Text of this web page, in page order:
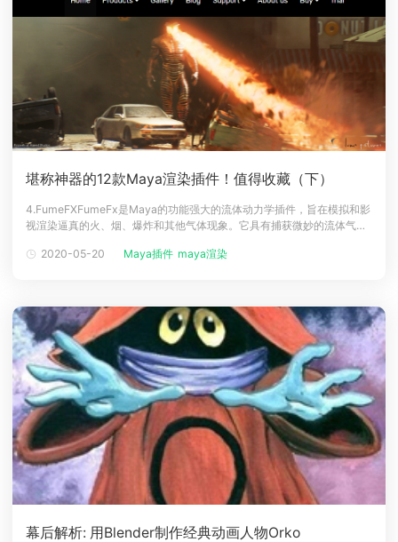
堪称神器的12款Maya渲染插件！值得收藏（下）
4.FumeFXFumeFx是Maya的功能强大的流体动力学插件，旨在模拟和影
视渲染逼真的火、烟、爆炸和其他气体现象。它具有捕获微妙的流体气体
希望产生惊人效果的其他任何人中都受到青睐。FumeFx已用于视效领域
2020-05-20 Maya插件 maya渲染
幕后解析: 用Blender制作经典动画人物Orko